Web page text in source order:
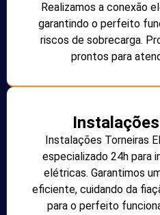
Realizamos a conexão
garantindo o perfeito
riscos de sobrecarga.
prontos para
Instalações Torneiras
especializado 24h para
elétricas. Garantimos
eficiente, cuidando da
para o perfeito